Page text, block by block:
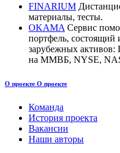
FINARIUM
материалы, тесты.
OKAMA Сервис
портфель, состоящий
зарубежных
на ММВБ, NYSE,
О проекте О проекте
Команда
История проекта
Вакансии
Наши авторы